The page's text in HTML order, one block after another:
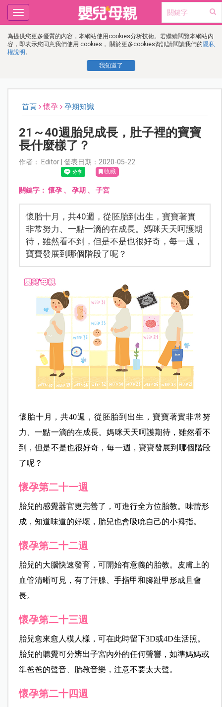
為提供您更多優質的內容，本網站使用cookies分析技術。若繼續閱覽本網站內
容，即表示您同意我們使用 cookies， 關於更多cookies資訊請閱讀我們的隱私
權說明 。
我知道了
Toggle
navigation
首頁 懷孕 孕期知識
21～40週胎兒成長，肚子裡的寶寶
長什麼樣了？
作者： Editor | 發表日期：2020-05-22
收藏
關鍵字：懷孕、 孕期 、 子宮
懷胎十月，共40週，從胚胎到出生，寶寶著實
非常努力、一點一滴的在成長。媽咪天天呵護期
待，雖然看不到，但是不是也很好奇，每一週，
寶寶發展到哪個階段了呢？
懷胎十月，共40週，從胚胎到出生，寶寶著實非常努
力、一點一滴的在成長。媽咪天天呵護期待，雖然看不
到，但是不是也很好奇，每一週，寶寶發展到哪個階段
了呢？
懷孕第二十一週
胎兒的感覺器官更完善了，可進行全方位胎教。味蕾形
成，知道味道的好壞，胎兒也會吸吮自己的小拇指。
懷孕第二十二週
胎兒的大腦快速發育，可開始有意義的胎教。皮膚上的
血管清晰可見，有了汗腺、手指甲和腳趾甲形成且會
長。
懷孕第二十三週
胎兒愈來愈人模人樣，可在此時留下3D或4D生活照。
胎兒的聽覺可分辨出子宮內外的任何聲響，如準媽媽或
準爸爸的聲音、胎教音樂，注意不要太大聲。
懷孕第二十四週